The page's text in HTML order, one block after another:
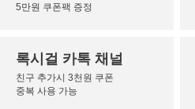
5만원 쿠폰팩 증정
록시걸 카톡 채널
친구 추가시 3천원 쿠폰
중복 사용 가능